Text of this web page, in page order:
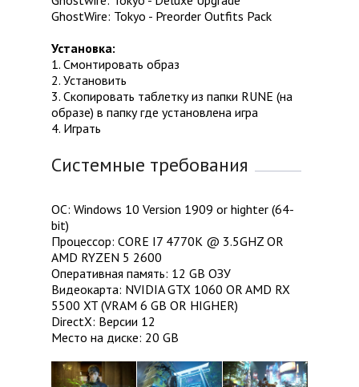
GhostWire: Tokyo - Preorder Outfits Pack
Установка:
1. Смонтировать образ
2. Установить
3. Скопировать таблетку из папки RUNE (на
образе) в папку где установлена игра
4. Играть
Системные требования
ОС: Windows 10 Version 1909 or highter (64-
bit)
Процессор: CORE I7 4770K @ 3.5GHZ OR
AMD RYZEN 5 2600
Оперативная память: 12 GB ОЗУ
Видеокарта: NVIDIA GTX 1060 OR AMD RX
5500 XT (VRAM 6 GB OR HIGHER)
DirectX: Версии 12
Место на диске: 20 GB